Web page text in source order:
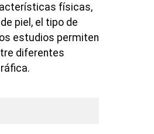
físicas,
piel, el tipo de
estudios permiten
diferentes